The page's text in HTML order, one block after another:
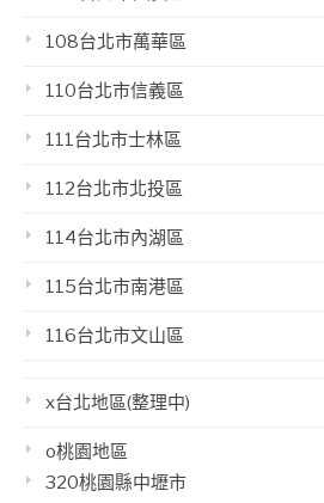
108台北市萬華區
110台北市信義區
111台北市士林區
112台北市北投區
114台北市內湖區
115台北市南港區
116台北市文山區
x台北地區(整理中)
o桃園地區
320桃園縣中壢市